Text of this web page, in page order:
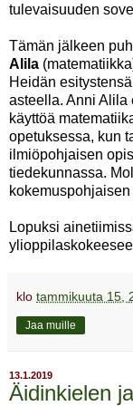
tulevaisuuden
Tämän jälkeen
Alila
Heidän
asteella. Anni
käyttöä
opetuksessa, kun
ilmiöpohjaisen
tiedekunnassa.
Lopuksi
klo tammikuuta 15,
Jaa muille
13.1.2019
Äidinkielen